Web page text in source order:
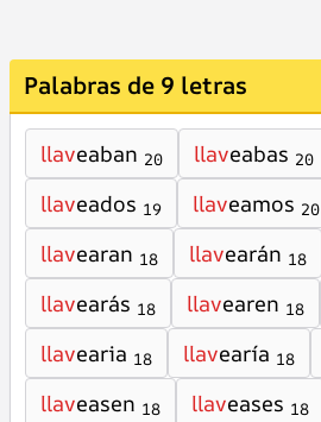
Palabras de 9 letras
llaveaban 20 llaveabas 20
llaveados 19 llaveamos 20
llavearan 18 llavearán 18
llavearás 18 llavearen 18
llavearia 18 llavearía 18
llaveasen 18 llaveases 18